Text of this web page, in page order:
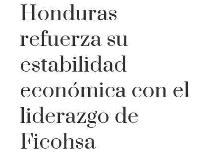
Honduras
refuerza su
estabilidad
económica con el
liderazgo de
Ficohsa